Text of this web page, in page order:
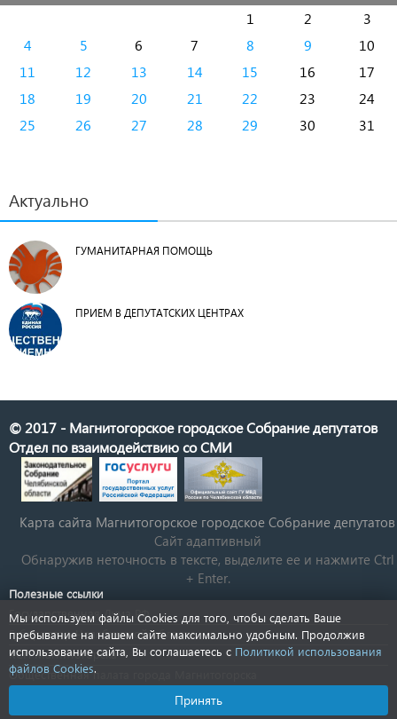
1 2
3
4
5 6 7 8 9
10
11
12 13 14 15 16
17
18
19 20 21 22 23
24
25
26 27 28 29 30 31
Актуально
ГУМАНИТАРНАЯ ПОМОЩЬ
ПРИЕМ В ДЕПУТАТСКИХ ЦЕНТРАХ
© 2017 - Магнитогорское городское Собрание депутатов
Отдел по взаимодействию со СМИ
Карта сайта Магнитогорское городское Cобрание депутатов
Сайт адаптивный
Обнаружив неточность в тексте, выделите ее и нажмите Ctrl
+ Enter.
Полезные ссылки
Государственная Дума РФ
Губернатор Челябинской области
КСП Магнитогорска
Общественная палата города Магнитогорска
Новости Челябинской области
Мы используем файлы Cookies для того, чтобы сделать Ваше
пребывание на нашем сайте максимально удобным. Продолжив
использование сайта, Вы соглашаетесь с Политикой использования
файлов Cookies.
Принять